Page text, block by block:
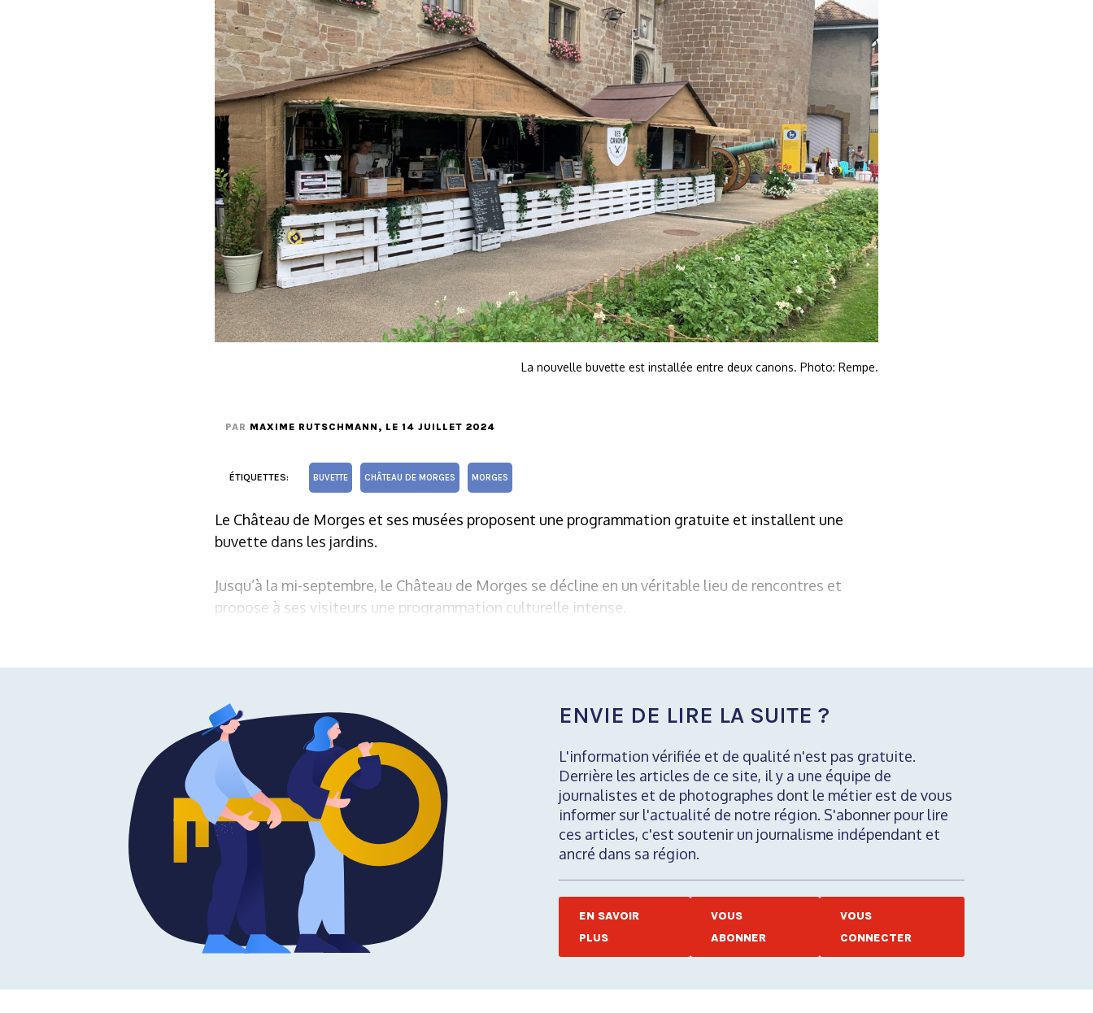
La nouvelle buvette est installée entre deux canons. Photo: Rempe.
PAR MAXIME RUTSCHMANN , LE 14 JUILLET 2024
ÉTIQUETTES: BUVETTE CHÂTEAU DE MORGES MORGES
Le Château de Morges et ses musées proposent une programmation gratuite et installent une
buvette dans les jardins.
Jusqu’à la mi-septembre, le Château de Morges se décline en un véritable lieu de rencontres et
propose à ses visiteurs une programmation culturelle intense.
ENVIE DE LIRE LA SUITE ?
L'information vérifiée et de qualité n'est pas gratuite.
Derrière les articles de ce site, il y a une équipe de
journalistes et de photographes dont le métier est de vous
informer sur l'actualité de notre région. S'abonner pour lire
ces articles, c'est soutenir un journalisme indépendant et
ancré dans sa région.
EN SAVOIR
PLUS
VOUS
ABONNER
VOUS
CONNECTER